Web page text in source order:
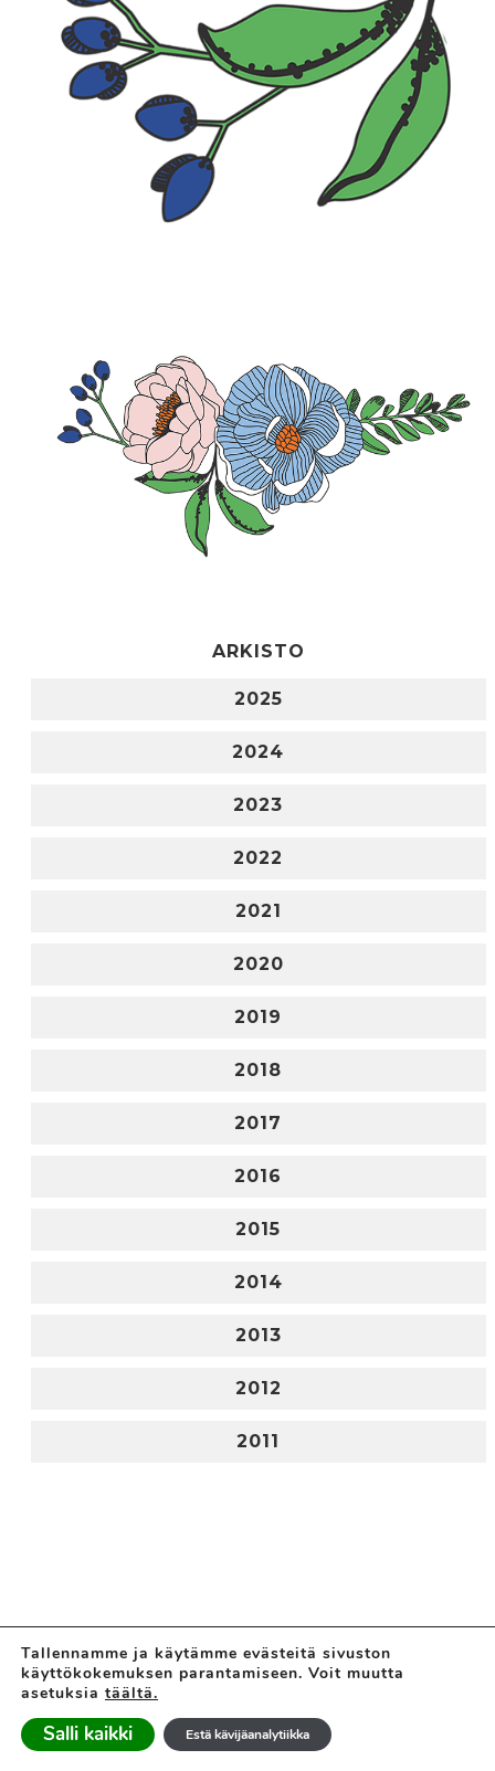
ARKISTO
2025
2024
2023
2022
2021
2020
2019
2018
2017
2016
2015
2014
2013
2012
2011
Tallennamme ja käytämme evästeitä sivuston
käyttökokemuksen parantamiseen. Voit muutta
asetuksia täältä.
Salli kaikki Estä kävijäanalytiikka